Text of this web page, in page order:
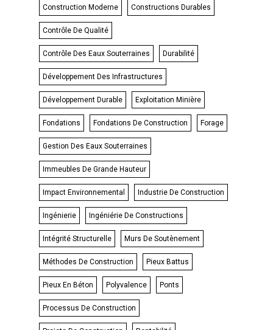
Construction Moderne Constructions Durables
Contrôle De Qualité
Contrôle Des Eaux Souterraines Durabilité
Développement Des Infrastructures
Développement Durable Exploitation Minière
Fondations Fondations De Construction Forage
Gestion Des Eaux Souterraines
Immeubles De Grande Hauteur
Impact Environnemental Industrie De Construction
Ingénierie Ingéniérie De Constructions
Intégrité Structurelle Murs De Soutènement
Méthodes De Construction Pieux Battus
Pieux En Béton Polyvalence Ponts
Processus De Construction